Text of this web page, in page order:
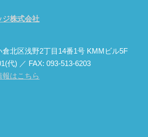
ジ株式会社
北区浅野2丁目14番1号 KMMビル5F
代) ／ FAX: 093-513-6203
はこちら